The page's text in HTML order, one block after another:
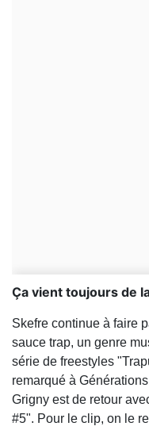
Ça vient toujours de
Skefre continue à faire
sauce trap, un genre
série de freestyles
remarqué à
Grigny est de retour
#5". Pour le clip, on le